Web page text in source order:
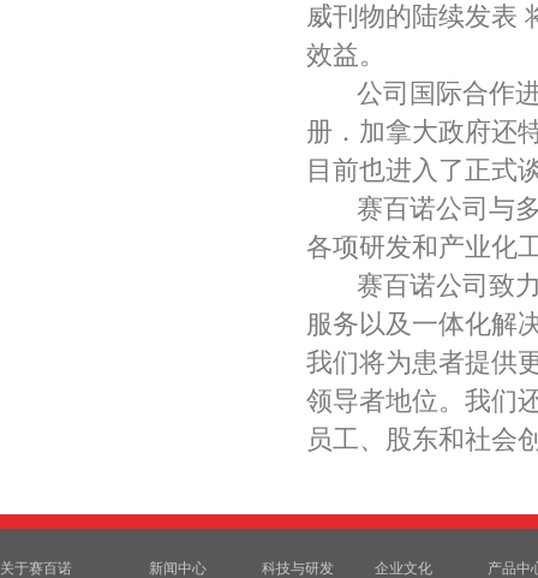
威刊物的陆续发表
效益。
公司国际合作进
册．加拿大政府还
目前也进入了正式
赛百诺公司与多
各项研发和产业化
赛百诺公司致力
服务以及一体化解
我们将为患者提供
领导者地位。我们
员工、股东和社会
关于赛百诺
新闻中心
科技与研发
企业文化
产品中